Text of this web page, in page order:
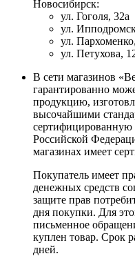
Новосибирск:
ул. Гоголя, 32а
ул.
ул.
ул. Петухова,
В сети магазинов
гарантированно
продукцию,
высочайшими
сертифицированную
Российской
магазинах имеет
Покупатель имеет
денежных средств
защите прав
дня покупки. Для
письменное
куплен товар. Срок
дней.